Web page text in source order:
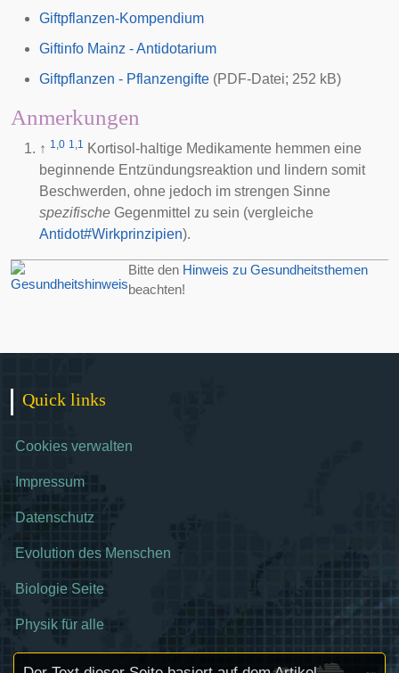
Giftpflanzen-Kompendium
Giftinfo Mainz - Antidotarium
Giftpflanzen - Pflanzengifte (PDF-Datei; 252 kB)
Anmerkungen
↑ 1,0 1,1 Kortisol -haltige Medikamente hemmen eine
beginnende Entzündungsreaktion und lindern somit
Beschwerden, ohne jedoch im strengen Sinne
spezifische Gegenmittel zu sein (vergleiche
Antidot#Wirkprinzipien).
Bitte den Hinweis zu Gesundheitsthemen
beachten!
Quick links
Cookies verwalten
Impressum
Datenschutz
Evolution des Menschen
Biologie Seite
Physik für alle